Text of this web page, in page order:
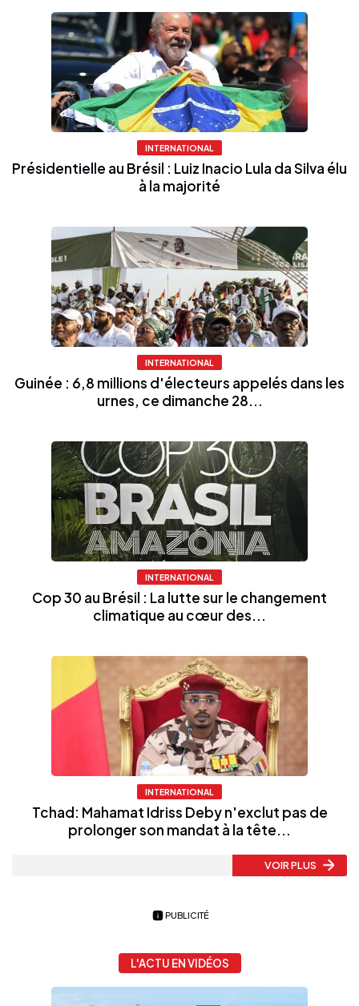
INTERNATIONAL
Présidentielle au Brésil : Luiz Inacio Lula da Silva élu
à la majorité
INTERNATIONAL
Guinée : 6,8 millions d'électeurs appelés dans les
urnes, ce dimanche 28...
INTERNATIONAL
Cop 30 au Brésil : La lutte sur le changement
climatique au cœur des...
INTERNATIONAL
Tchad: Mahamat Idriss Deby n'exclut pas de
prolonger son mandat à la tête...
VOIR PLUS
PUBLICITÉ
L'ACTU EN VIDÉOS